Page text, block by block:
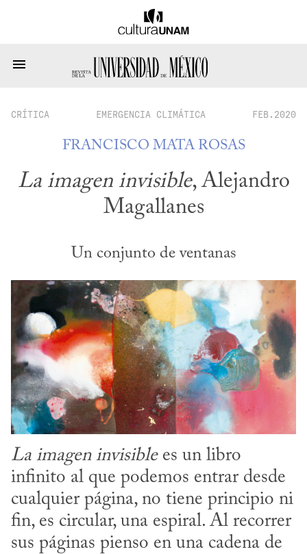
CRÍTICA EMERGENCIA CLIMÁTICA FEB.2020
FRANCISCO MATA ROSAS
La imagen invisible, Alejandro
Magallanes
Un conjunto de ventanas
La imagen invisible es un libro
infinito al que podemos entrar desde
cualquier página, no tiene principio ni
fin, es circular, una espiral. Al recorrer
sus páginas pienso en una cadena de